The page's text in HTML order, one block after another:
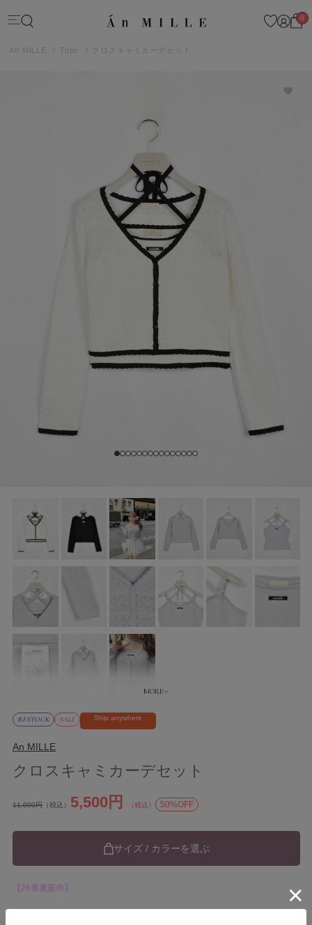
0
An MILLE Tops クロスキャミカーデセット
RESTOCK SALE Ship anywhere
An MILLE
クロスキャミカーデセット
11,000円 （税込） 5,500円 （税込） 50%OFF
サイズ / カラーを選ぶ
【26春夏新作】